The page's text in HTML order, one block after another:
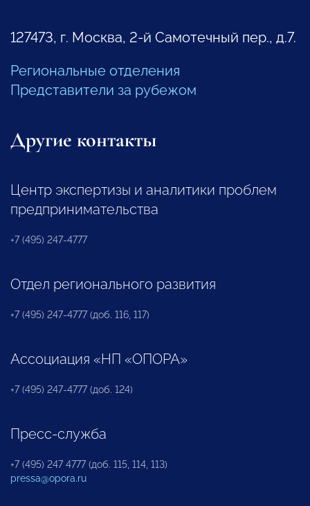
127473, г. Москва, 2-й Самотечный пер., д.7.
Региональные отделения
Представители за рубежом
Другие контакты
Центр экспертизы и аналитики проблем
предпринимательства
+7 (495) 247-4777
Отдел регионального развития
+7 (495) 247-4777 (доб. 116, 117)
Ассоциация «НП «ОПОРА»
+7 (495) 247-4777 (доб. 124)
Пресс-служба
+7 (495) 247 4777 (доб. 115, 114, 113)
pressa@opora.ru